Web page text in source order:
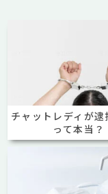
チャットレディが逮
って本当？